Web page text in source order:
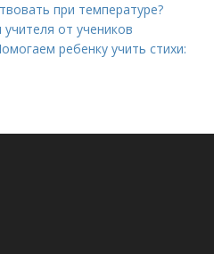
при температуре?
от учеников
ребенку учить стихи: